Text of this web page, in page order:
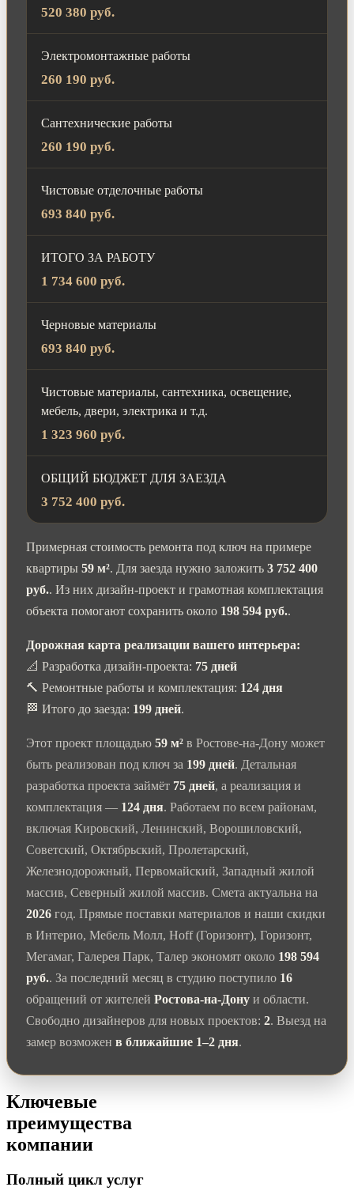
520 380 руб.
Электромонтажные работы
260 190 руб.
Сантехнические работы
260 190 руб.
Чистовые отделочные работы
693 840 руб.
ИТОГО ЗА РАБОТУ
1 734 600 руб.
Черновые материалы
693 840 руб.
Чистовые материалы, сантехника, освещение,
мебель, двери, электрика и т.д.
1 323 960 руб.
ОБЩИЙ БЮДЖЕТ ДЛЯ ЗАЕЗДА
3 752 400 руб.
Примерная стоимость ремонта под ключ на примере
квартиры 59 м². Для заезда нужно заложить 3 752 400
руб.. Из них дизайн-проект и грамотная комплектация
объекта помогают сохранить около 198 594 руб..
Дорожная карта реализации вашего интерьера:
📐 Разработка дизайн-проекта: 75 дней
🔨 Ремонтные работы и комплектация: 124 дня
🏁 Итого до заезда: 199 дней.
Этот проект площадью 59 м² в Ростове-на-Дону может
быть реализован под ключ за 199 дней. Детальная
разработка проекта займёт 75 дней, а реализация и
комплектация — 124 дня. Работаем по всем районам,
включая Кировский, Ленинский, Ворошиловский,
Советский, Октябрьский, Пролетарский,
Железнодорожный, Первомайский, Западный жилой
массив, Северный жилой массив. Смета актуальна на
2026 год. Прямые поставки материалов и наши скидки
в Интерио, Мебель Молл, Hoff (Горизонт), Горизонт,
Мегамаг, Галерея Парк, Талер экономят около 198 594
руб.. За последний месяц в студию поступило 16
обращений от жителей Ростова-на-Дону и области.
Свободно дизайнеров для новых проектов: 2. Выезд на
замер возможен в ближайшие 1–2 дня.
Ключевые
преимущества
компании
Полный цикл услуг